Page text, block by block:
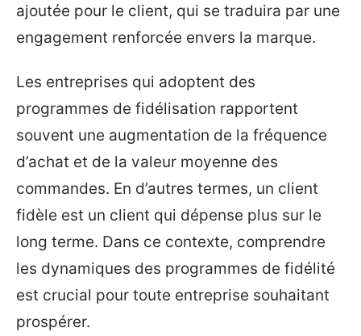
ajoutée pour le client, qui se traduira par une
engagement renforcée envers la marque.
Les entreprises qui adoptent des
programmes de fidélisation rapportent
souvent une augmentation de la fréquence
d’achat et de la valeur moyenne des
commandes. En d’autres termes, un client
fidèle est un client qui dépense plus sur le
long terme. Dans ce contexte, comprendre
les dynamiques des programmes de fidélité
est crucial pour toute entreprise souhaitant
prospérer.